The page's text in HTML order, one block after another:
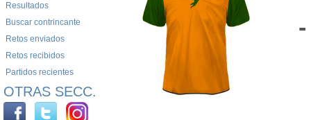
Resultados
Buscar contrincante
Retos enviados
Retos recibidos
Partidos recientes
OTRAS SECC.
-